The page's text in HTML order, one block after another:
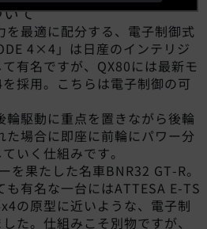
て
を最適に配分する、電子制御式
4×4」は日産のインテリジ
有名ですが、QX80には最新モ
採用。こちらは電子制御の可
輪駆動に重点を置きながら後輪
た場合に即座に前輪にパワー分
いく仕組みです。
を果たした名車BNR32 GT-R。
も有名な一台にはATTESA E-TS
の原型に近いような、電子制
た。仕組みこそ別物ですが、